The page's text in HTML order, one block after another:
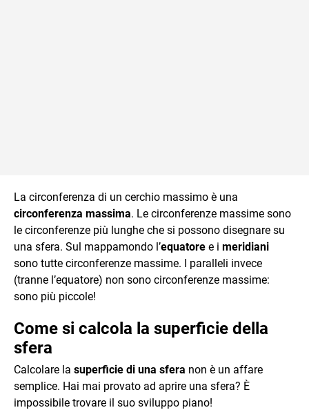
La circonferenza di un cerchio massimo è una
circonferenza massima. Le circonferenze massime sono
le circonferenze più lunghe che si possono disegnare su
una sfera. Sul mappamondo l’equatore e i meridiani
sono tutte circonferenze massime. I paralleli invece
(tranne l’equatore) non sono circonferenze massime:
sono più piccole!
Come si calcola la superficie della
sfera
Calcolare la superficie di una sfera non è un affare
semplice. Hai mai provato ad aprire una sfera? È
impossibile trovare il suo sviluppo piano!